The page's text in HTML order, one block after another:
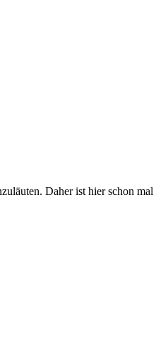
Daher ist hier schon mal